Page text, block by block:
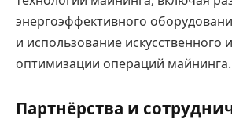
энергоэффективного
и использование искусственного
оптимизации операций майнинга.
Партнёрства и